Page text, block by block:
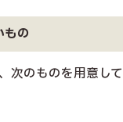
の
次のものを用意し